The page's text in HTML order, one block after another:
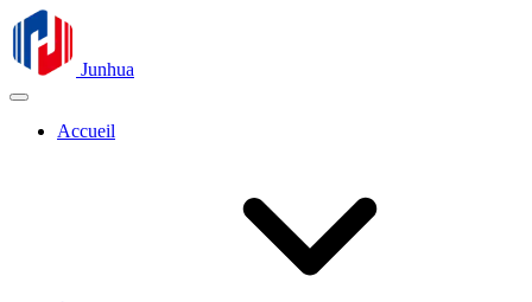
Junhua
Accueil